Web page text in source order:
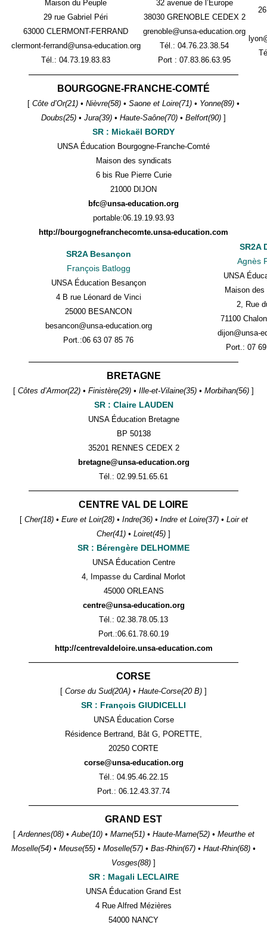
Maison du Peuple
29 rue Gabriel Péri
63000 CLERMONT-FERRAND
clermont-ferrand@unsa-education.org
Tél.: 04.73.19.83.83
32 avenue de l’Europe
38030 GRENOBLE CEDEX 2
grenoble@unsa-education.org
Tél.: 04.76.23.38.54
Port : 07.83.86.63.95
——————————————————————
BOURGOGNE-FRANCHE-COMTÉ
[ Côte d’Or(21) • Nièvre(58) • Saone et Loire(71) • Yonne(89) •
Doubs(25) • Jura(39) • Haute-Saône(70) • Belfort(90) ]
SR : Mickaël BORDY
UNSA Éducation Bourgogne-Franche-Comté
Maison des syndicats
6 bis Rue Pierre Curie
21000 DIJON
bfc@unsa-education.org
portable:06.19.19.93.93
http://bourgognefranchecomte.unsa-education.com
SR2A Besançon
François Batlogg
UNSA Éducation Besançon
4 B rue Léonard de Vinci
25000 BESANCON
besancon@unsa-education.org
Port.:06 63 07 85 76
SR2A
Agnès
UNSA
Maison
2, Rue
71100
dijon@unsa-
Port.: 07
——————————————————————
BRETAGNE
[ Côtes d’Armor(22) • Finistère(29) • Ille-et-Vilaine(35) • Morbihan(56) ]
SR : Claire LAUDEN
UNSA Éducation Bretagne
BP 50138
35201 RENNES CEDEX 2
bretagne@unsa-education.org
Tél.: 02.99.51.65.61
——————————————————————
CENTRE VAL DE LOIRE
[ Cher(18) • Eure et Loir(28) • Indre(36) • Indre et Loire(37) • Loir et
Cher(41) • Loiret(45) ]
SR : Bérengère DELHOMME
UNSA Éducation Centre
4, Impasse du Cardinal Morlot
45000 ORLEANS
centre@unsa-education.org
Tél.: 02.38.78.05.13
Port.:06.61.78.60.19
http://centrevaldeloire.unsa-education.com
——————————————————————
CORSE
[ Corse du Sud(20A) • Haute-Corse(20 B) ]
SR : François GIUDICELLI
UNSA Éducation Corse
Résidence Bertrand, Bât G, PORETTE,
20250 CORTE
corse@unsa-education.org
Tél.: 04.95.46.22.15
Port.: 06.12.43.37.74
——————————————————————
GRAND EST
[Ardennes(08) • Aube(10) • Marne(51) • Haute-Marne(52) • Meurthe et
Moselle(54) • Meuse(55) • Moselle(57) • Bas-Rhin(67) • Haut-Rhin(68) •
Vosges(88) ]
SR : Magali LECLAIRE
UNSA Éducation Grand Est
4 Rue Alfred Mézières
54000 NANCY